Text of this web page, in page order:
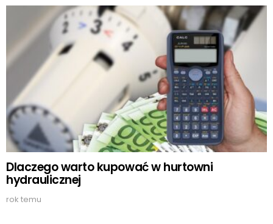
Dlaczego warto kupować w hurtowni
hydraulicznej
rok temu